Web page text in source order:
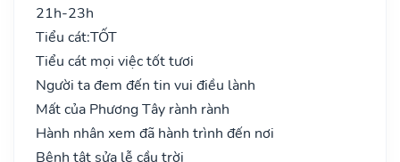
21h-23h
Tiểu cát:TỐT
Tiểu cát mọi việc tốt tươi
Người ta đem đến tin vui điều lành
Mất của Phương Tây rành rành
Hành nhân xem đã hành trình đến nơi
Bệnh tật sửa lễ cầu trời